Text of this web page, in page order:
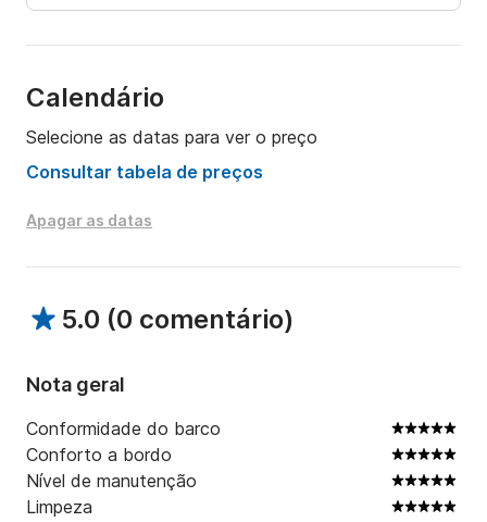
- **Segurança:** Equipado com coletes salva-vidas,
equipamentos de segurança e motor potente para
pode relaxar e aproveitar ao máximo seu dia no mar,
seja explorando enseadas isoladas, praticando
longo da costa.
Reserve agora e desfrute de uma experiência
Calendário
Selecione as datas para ver o preço
Consultar tabela de preços
Apagar as datas
5.0 (0 comentário)
Nota geral
Conformidade do barco
Conforto a bordo
Nível de manutenção
Limpeza